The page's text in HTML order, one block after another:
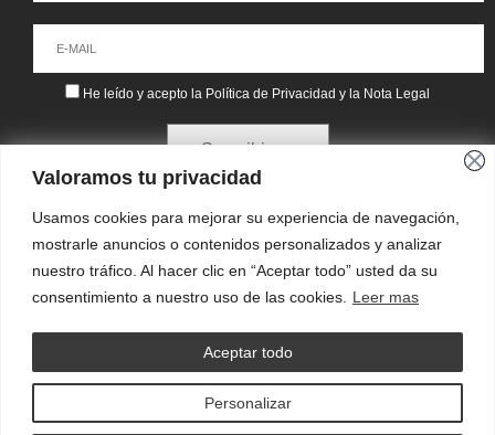
Valoramos tu privacidad
Usamos cookies para mejorar su experiencia de navegación,
mostrarle anuncios o contenidos personalizados y analizar
nuestro tráfico. Al hacer clic en “Aceptar todo” usted da su
consentimiento a nuestro uso de las cookies.
Leer mas
Personalizar
Aceptar todo
He leído y acepto la Política de Privacidad y la Nota Legal
Suscribirme
POLÍTICA DE PRIVACIDAD Y COOKIES NOTA LEGAL